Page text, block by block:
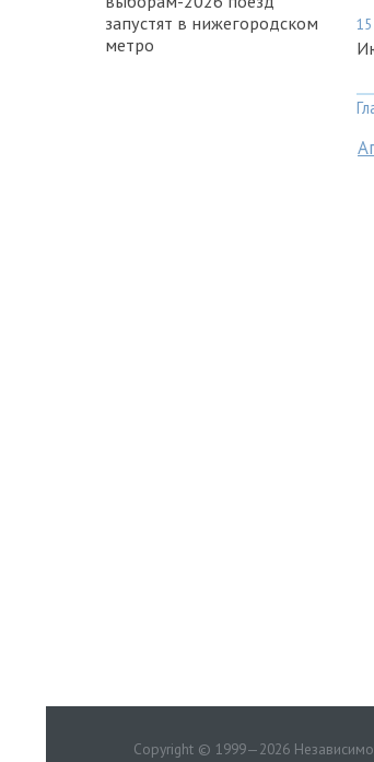
запустят в нижегородском
метро
Copyright © 1999—2026